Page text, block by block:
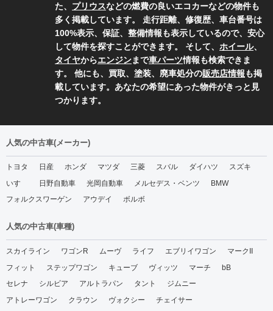
た、 プリウスなどの燃費の良いエコカーなどの物件も
多く掲載しています。 走行距離、修復歴、車台番号は
100%表示、保証、整備情報も表示しているので、安心
して物件を探すことができます。 そして、 ホイール、
タイヤからエンジンまで車パーツ情報も検索できま
す。 他にも、買取、塗装、廃車処分の販売店情報も掲
載しています。あなたの希望にあった物件がきっと見
つかります。
人気の中古車(メーカー)
トヨタ 日産 ホンダ マツダ 三菱 スバル ダイハツ
スズキ
いすゞ
日野自動車 光岡自動車 メルセデス・ベンツ
BMW
フォルクスワーゲン
アウデイ ボルボ
人気の中古車(車種)
スカイライン ワゴンR ムーヴ ライフ エブリイワゴン
マークII
フィット
ステップワゴン キューブ ヴィッツ マーチ
bB
セレナ
シルビア アルトラパン タント
ジムニー
アトレーワゴン
クラウン ヴォクシー チェイサー